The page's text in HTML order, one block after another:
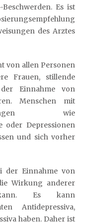
Es ist
des Arztes
von allen Personen
Frauen, stillende
Einnahme von
Menschen mit
wie
oder Depressionen
und sich vorher
der Einnahme von
Wirkung anderer
kann. Es kann
Antidepressiva,
haben. Daher ist